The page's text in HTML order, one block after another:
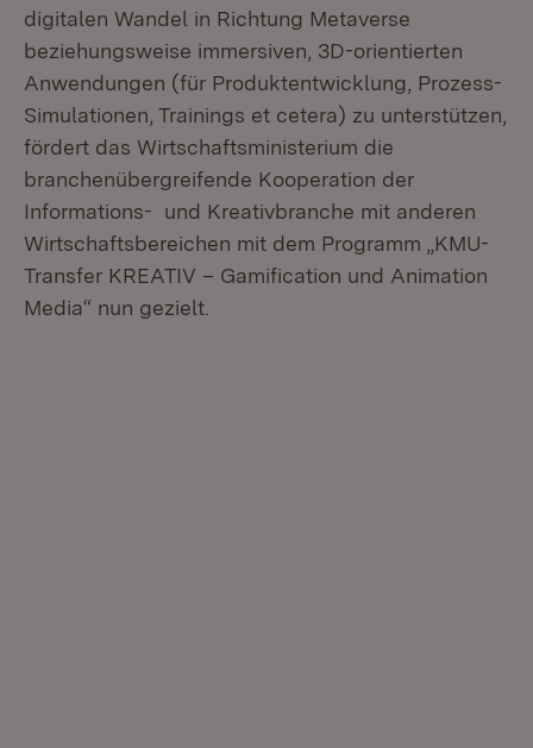
digitalen Wandel in Richtung Metaverse
beziehungsweise immersiven, 3D-orientierten
Anwendungen (für Produktentwicklung, Prozess-
Simulationen, Trainings et cetera) zu unterstützen,
fördert das Wirtschaftsministerium die
branchenübergreifende Kooperation der
Informations- und Kreativbranche mit anderen
Wirtschaftsbereichen mit dem Programm „KMU-
Transfer KREATIV – Gamification und Animation
Media“ nun gezielt.